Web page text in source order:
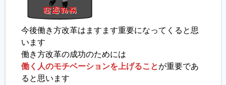
今後働き方改革はますます重要になってくると思
います
働き方改革の成功のためには
働く人のモチベーションを上げることが重要であ
ると思います